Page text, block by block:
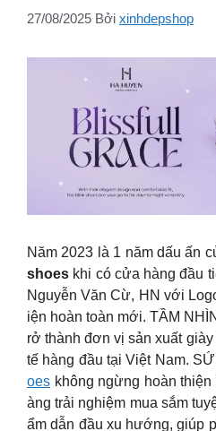
27/08/2025 Bởi xinhdepshop
Năm 2023 là 1 năm dấu ấn
shoes khi có cửa hàng đầu
Nguyễn Văn Cừ, HN với
iện hoàn toàn mới. TẦM
rở thành đơn vị sản xuất
tế hàng đầu tại Việt Nam.
oes không ngừng hoàn
àng trải nghiệm mua sắm
ẩm dẫn đầu xu hướng, giúp